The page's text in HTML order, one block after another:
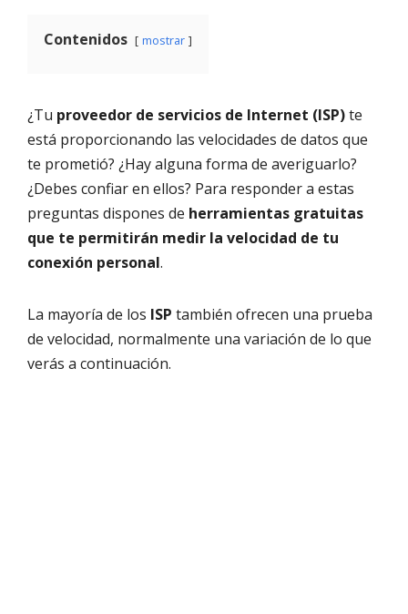
Contenidos mostrar
¿Tu proveedor de servicios de Internet (ISP)te
está proporcionando las velocidades de datos que
te prometió? ¿Hay alguna forma de averiguarlo?
¿Debes confiar en ellos? Para responder a estas
preguntas dispones de herramientas gratuitas
que te permitirán medir la velocidad de tu
conexión personal.
La mayoría de los ISP también ofrecen una prueba
de velocidad, normalmente una variación de lo que
verás a continuación.